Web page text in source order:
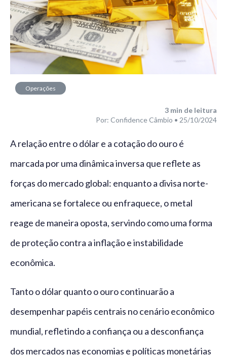
Operações
3 min de leitura
Por: Confidence Câmbio • 25/10/2024
A relação entre o dólar e a cotação do ouro é
marcada por uma dinâmica inversa que reflete as
forças do mercado global: enquanto a divisa norte-
americana se fortalece ou enfraquece, o metal
reage de maneira oposta, servindo como uma forma
de proteção contra a inflação e instabilidade
econômica.
Tanto o dólar quanto o ouro continuarão a
desempenhar papéis centrais no cenário econômico
mundial, refletindo a confiança ou a desconfiança
dos mercados nas economias e políticas monetárias